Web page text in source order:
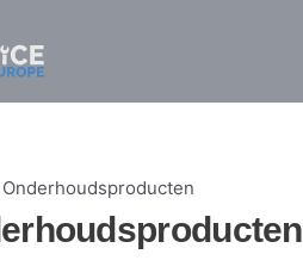
Onderhoudsproducten
hoog